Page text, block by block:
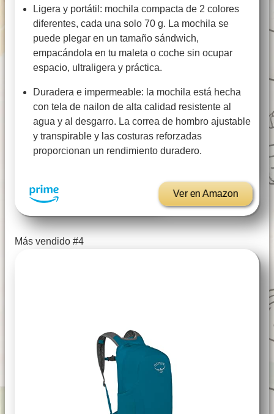
Ligera y portátil: mochila compacta de 2 colores
diferentes, cada una solo 70 g. La mochila se
puede plegar en un tamaño sándwich,
empacándola en tu maleta o coche sin ocupar
espacio, ultraligera y práctica.
Duradera e impermeable: la mochila está hecha
con tela de nailon de alta calidad resistente al
agua y al desgarro. La correa de hombro ajustable
y transpirable y las costuras reforzadas
proporcionan un rendimiento duradero.
Ver en Amazon
Más vendido #4